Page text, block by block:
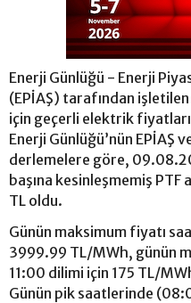
Enerji Günlüğü - Enerji
(EPİAŞ) tarafından
için geçerli elektrik
Enerji Günlüğü’nün EPİAŞ
derlemelere göre,
başına kesinleşmemiş
TL oldu.
Günün maksimum fiyatı
3999.99 TL/MWh, günün
11:00 dilimi için 175 TL/
Günün pik saatlerinde